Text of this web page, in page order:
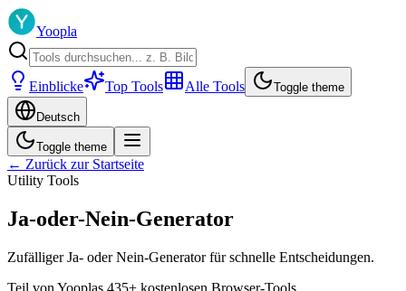
Yoopla
Einblicke Top Tools Alle Tools Toggle theme
Deutsch
Toggle theme
← Zurück zur Startseite
Utility Tools
Ja-oder-Nein-Generator
Zufälliger Ja- oder Nein-Generator für schnelle Entscheidungen.
Teil von Yooplas 435+ kostenlosen Browser-Tools.